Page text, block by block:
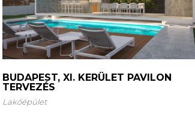
BUDAPEST, XI. KERÜLET PAVILON
TERVEZÉS
Lakóépület